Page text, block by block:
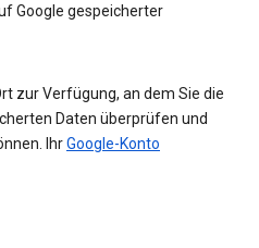
Google gespeicherter
zur Verfügung, an dem Sie die
Daten überprüfen und
IhrGoogle-Konto